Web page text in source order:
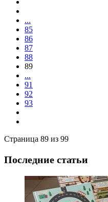
...
85
86
87
88
89
...
91
92
93
Страница 89 из 99
Последние статьи